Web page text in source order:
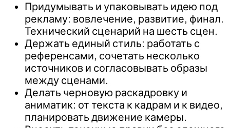
Придумывать и упаковывать идею под
рекламу: вовлечение, развитие, финал.
Технический сценарий на шесть сцен.
Держать единый стиль: работать с
референсами, сочетать несколько
источников и согласовывать образы
между сценами.
Делать черновую раскадровку и
аниматик: от текста к кадрам и к видео,
планировать движение камеры.